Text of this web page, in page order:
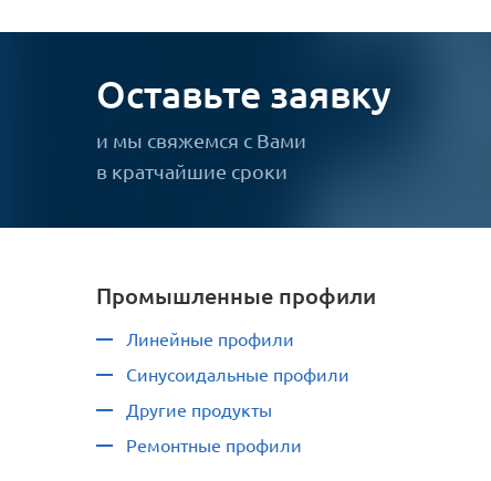
Оставьте заявку
и мы свяжемся с Вами
в кратчайшие сроки
Промышленные профили
Линейные профили
Синусоидальные профили
Другие продукты
Ремонтные профили